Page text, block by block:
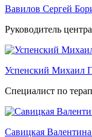
Вавилов Сергей
Руководитель центра
Успенский Михаил
Специалист по
Савицкая